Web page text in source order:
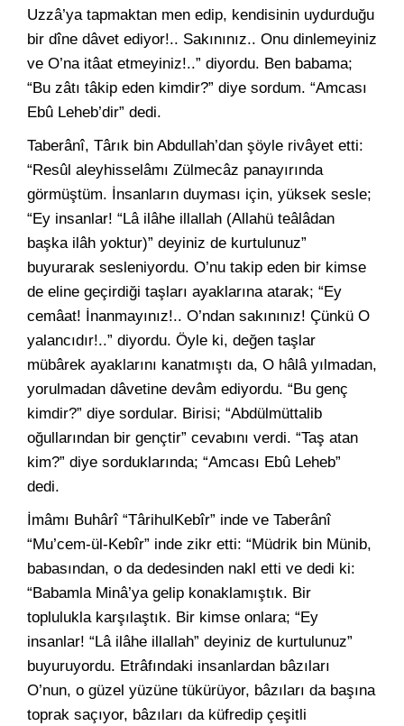
Uzzâ’ya tapmaktan men edip, kendisinin uydurduğu
bir dîne dâvet ediyor!.. Sakınınız.. Onu dinlemeyiniz
ve O’na itâat etmeyiniz!..” diyordu. Ben babama;
“Bu zâtı tâkip eden kimdir?” diye sordum. “Amcası
Ebû Leheb’dir” dedi.
Taberânî, Târık bin Abdullah’dan şöyle rivâyet etti:
“Resûl aleyhisselâmı Zülmecâz panayırında
görmüştüm. İnsanların duyması için, yüksek sesle;
“Ey insanlar! “Lâ ilâhe illallah (Allahü teâlâdan
başka ilâh yoktur)” deyiniz de kurtulunuz”
buyurarak sesleniyordu. O’nu takip eden bir kimse
de eline geçirdiği taşları ayaklarına atarak; “Ey
cemâat! İnanmayınız!.. O’ndan sakınınız! Çünkü O
yalancıdır!..” diyordu. Öyle ki, değen taşlar
mübârek ayaklarını kanatmıştı da, O hâlâ yılmadan,
yorulmadan dâvetine devâm ediyordu. “Bu genç
kimdir?” diye sordular. Birisi; “Abdülmüttalib
oğullarından bir gençtir” cevabını verdi. “Taş atan
kim?” diye sorduklarında; “Amcası Ebû Leheb”
dedi.
İmâmı Buhârî “TârihulKebîr” inde ve Taberânî
“Mu’cem-ül-Kebîr” inde zikr etti: “Müdrik bin Münib,
babasından, o da dedesinden nakl etti ve dedi ki:
“Babamla Minâ’ya gelip konaklamıştık. Bir
toplulukla karşılaştık. Bir kimse onlara; “Ey
insanlar! “Lâ ilâhe illallah” deyiniz de kurtulunuz”
buyuruyordu. Etrâfındaki insanlardan bâzıları
O’nun, o güzel yüzüne tükürüyor, bâzıları da başına
toprak saçıyor, bâzıları da küfredip çeşitli